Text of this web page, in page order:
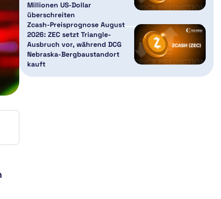
Millionen US-Dollar
überschreiten
Zcash-Preisprognose August
2026: ZEC setzt Triangle-
Ausbruch vor, während DCG
Nebraska-Bergbaustandort
kauft